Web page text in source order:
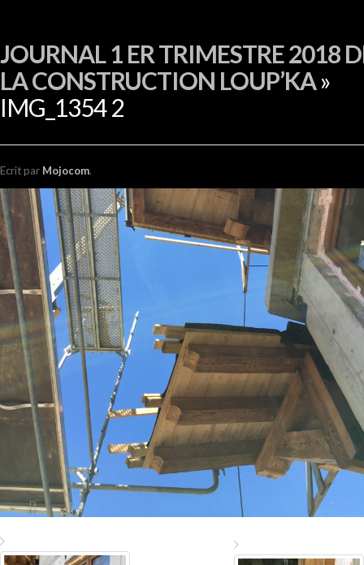
JOURNAL 1 ER TRIMESTRE 2018
LA CONSTRUCTION LOUP’KA»
IMG_1354 2
Ecrit par Mojocom.